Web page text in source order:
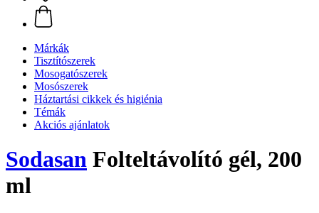
Márkák
Tisztítószerek
Mosogatószerek
Mosószerek
Háztartási cikkek és higiénia
Témák
Akciós ajánlatok
Sodasan Folteltávolító gél, 200
ml